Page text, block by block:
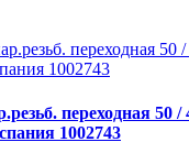
переходная 50 /
1002743